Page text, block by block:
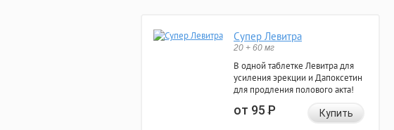
Супер Левитра
20 + 60 мг
В одной таблетке Левитра для
усиления эрекции и Дапоксетин
для продления полового акта!
от 95Р Купить